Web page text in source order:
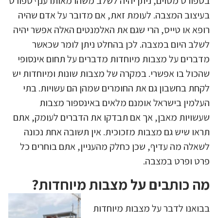
בעיצוב המצבה. לעומת זאת, אם מדובר על אדם שהיה
רופא או טייס, הרי שגם את האלמנטים האלה אפשר יהיה
לשלב היום במצבה. לכן בהחלט ניתן לומר שכאשר
מדברים על מצבות מיוחדות מדברים על תחום אינסופי
שהכול בו אפשרי. במקרה של מצבות שונות ומיוחדות יש
לקחת בחשבון גם את החומרים שמהן הם עשויות. בתי
העלמין בישראל אומנם מלאים באינספור מצבות
שעשויות מאבן, אך אם תבדקו את הדברים לעומק, אתם
תראו שיש גם מצבות מזכוכית. אין תשובה אחת נכונה
לשאלה מה עדיף, שכן כחלק מהעניין, אתם בוחרים כל
פרט ופרט במצבה.
מה כותבים על מצבות מיוחדות?
בבואנו לדבר על מצבות מיוחדות